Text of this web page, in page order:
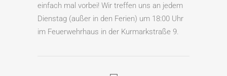
einfach mal vorbei! Wir treffen uns an jedem
Dienstag (außer in den Ferien) um 18:00 Uhr
im Feuerwehrhaus in der Kurmarkstraße 9.